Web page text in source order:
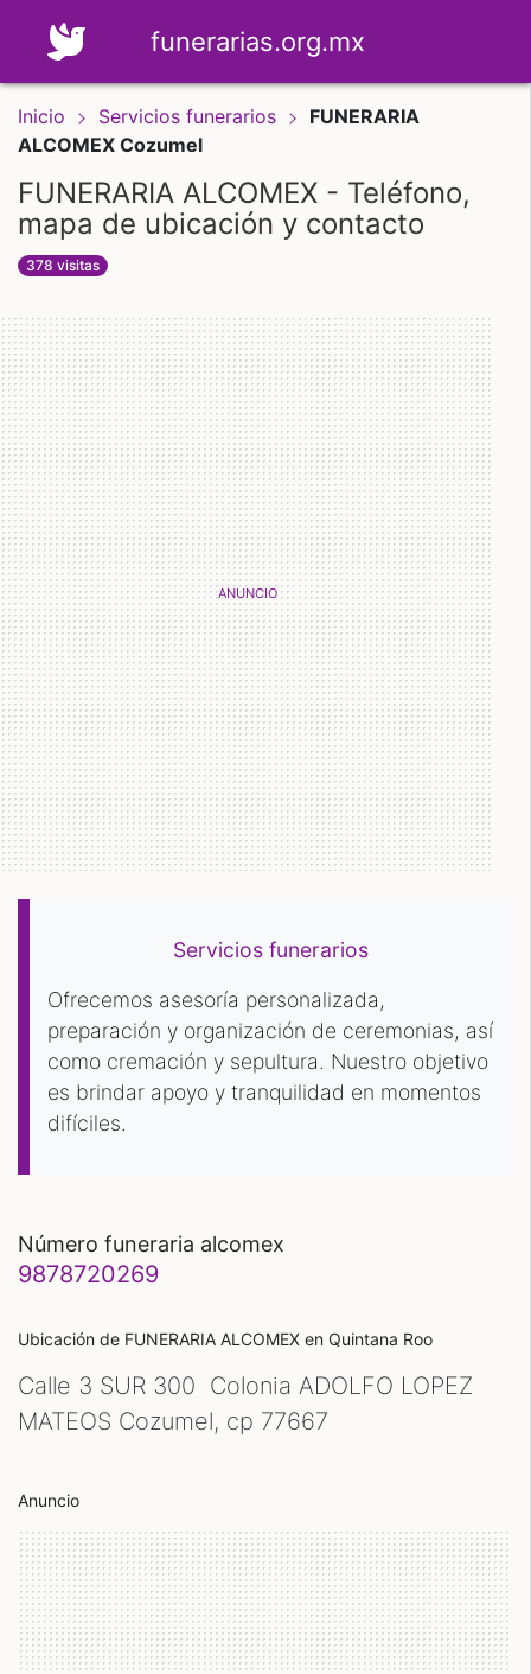
funerarias.org.mx
Inicio Servicios funerarios
FUNERARIA
ALCOMEX Cozumel
FUNERARIA ALCOMEX - Teléfono,
mapa de ubicación y contacto
378 visitas
Servicios funerarios
Ofrecemos asesoría personalizada,
preparación y organización de ceremonias, así
como cremación y sepultura. Nuestro objetivo
es brindar apoyo y tranquilidad en momentos
difíciles.
número funeraria alcomex
9878720269
Ubicación de FUNERARIA ALCOMEX en Quintana Roo
Calle 3 SUR 300 Colonia ADOLFO LOPEZ
MATEOS Cozumel, cp 77667
Anuncio